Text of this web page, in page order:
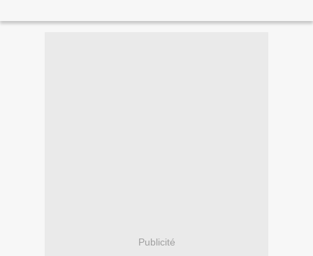
Publicité